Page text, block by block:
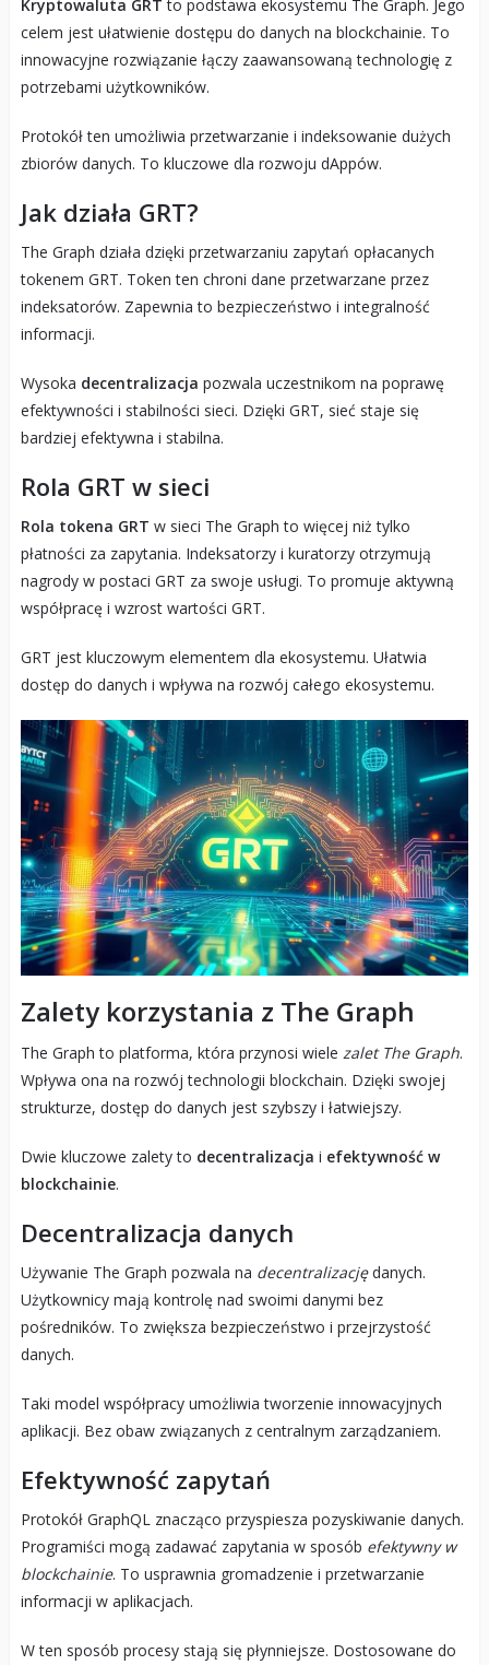
Kryptowaluta GRT to podstawa ekosystemu The Graph. Jego
celem jest ułatwienie dostępu do danych na blockchainie. To
innowacyjne rozwiązanie łączy zaawansowaną technologię z
potrzebami użytkowników.
Protokół ten umożliwia przetwarzanie i indeksowanie dużych
zbiorów danych. To kluczowe dla rozwoju dAppów.
Jak działa GRT?
The Graph działa dzięki przetwarzaniu zapytań opłacanych
tokenem GRT. Token ten chroni dane przetwarzane przez
indeksatorów. Zapewnia to bezpieczeństwo i integralność
informacji.
Wysoka decentralizacja pozwala uczestnikom na poprawę
efektywności i stabilności sieci. Dzięki GRT, sieć staje się
bardziej efektywna i stabilna.
Rola GRT w sieci
Rola tokena GRT w sieci The Graph to więcej niż tylko
płatności za zapytania. Indeksatorzy i kuratorzy otrzymują
nagrody w postaci GRT za swoje usługi. To promuje aktywną
współpracę i wzrost wartości GRT.
GRT jest kluczowym elementem dla ekosystemu. Ułatwia
dostęp do danych i wpływa na rozwój całego ekosystemu.
Zalety korzystania z The Graph
The Graph to platforma, która przynosi wiele zalet The Graph.
Wpływa ona na rozwój technologii blockchain. Dzięki swojej
strukturze, dostęp do danych jest szybszy i łatwiejszy.
Dwie kluczowe zalety to decentralizacja i efektywność w
blockchainie.
Decentralizacja danych
Używanie The Graph pozwala na decentralizacjędanych.
Użytkownicy mają kontrolę nad swoimi danymi bez
pośredników. To zwiększa bezpieczeństwo i przejrzystość
danych.
Taki model współpracy umożliwia tworzenie innowacyjnych
aplikacji. Bez obaw związanych z centralnym zarządzaniem.
Efektywność zapytań
Protokół GraphQL znacząco przyspiesza pozyskiwanie danych.
Programiści mogą zadawać zapytania w sposób efektywny w
blockchainie. To usprawnia gromadzenie i przetwarzanie
informacji w aplikacjach.
W ten sposób procesy stają się płynniejsze. Dostosowane do